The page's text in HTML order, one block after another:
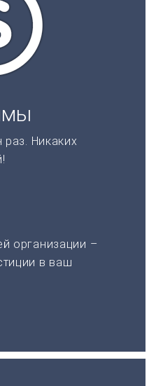
раз. Никаких
организации –
в ваш